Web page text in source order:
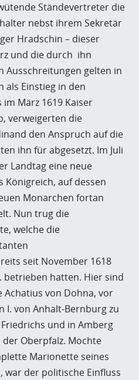
Ständevertreter die
nebst ihrem Sekretär
Hradschin – dieser
und die durch ihn
Ausschreitungen gelten in
als Einstieg in den
März 1619 Kaiser
verweigerten die
den Anspruch auf die
ihn für abgesetzt. Im Juli
Landtag eine neue
Königreich, auf dessen
Monarchen fortan
Nun trug die
welche die
seit November 1618
betrieben hatten. Hier sind
Achatius von Dohna, vor
I. von Anhalt-Bernburg zu
und in Amberg
Oberpfalz. Mochte
Marionette seines
war der politische Einfluss